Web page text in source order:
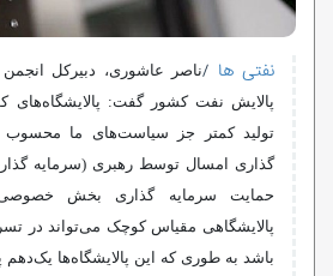
نفتی ها /ناصر عاشوری، دبیرکل
پالایش نفت کشور گفت:
تولید کمتر جز سیاست‌های ما محسوب
گذاری امسال توسط رهبری (سرمایه
حمایت سرمایه گذاری بخش
پالایشگاهی مقیاس کوچک می‌تواند در
باشد به طوری که این پالایشگاه‌ها یک‌دهم